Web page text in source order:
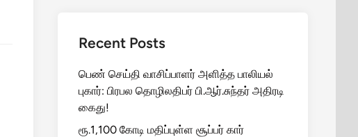
Recent Posts
பெண் செய்தி வாசிப்பாளர் அளித்த பாலியல்
புகார்: பிரபல தொழிலதிபர் பி.ஆர்.சுந்தர் அதிரடி
கைது!
ரூ.1,100 கோடி மதிப்புள்ள சூப்பர் கார்